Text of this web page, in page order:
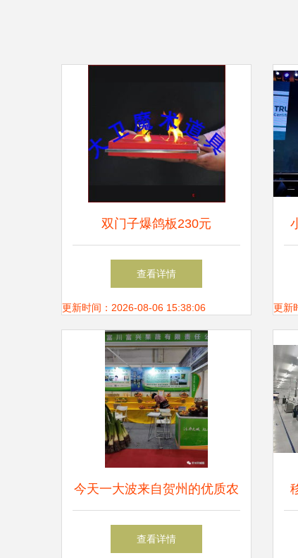
双门子爆鸽板230元
查看详情
更新时间：2026-08-06 15:38:06 更新
今天一大波来自贺州的优质农
产品在桂林被围观
查看详情